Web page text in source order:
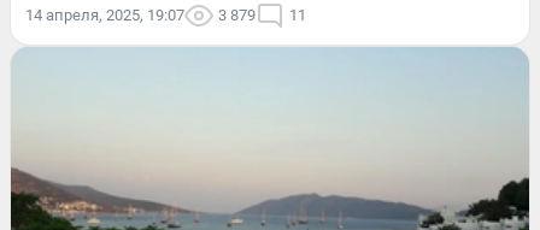
14 апреля, 2025, 19:07 3 879 11